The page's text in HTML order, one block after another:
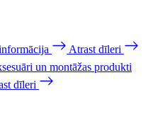
Atrast dīleri
un montāžas produkti
dīleri